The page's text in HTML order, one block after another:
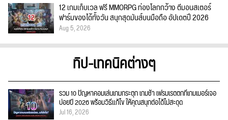
12 เกมเก็บเวล ฟรี MMORPG ท่องโลกกว้าง ตีมอนสเตอร์
ฟาร์มของได้ทั้งวัน สนุกสุดมันส์บนมือถือ อัปเดตปี 2026
Aug 5, 2026
ทิป-เทคนิคต่างๆ
รวม 10 ปัญหาคอมเล่นเกมกระตุก เกมช้า เฟรมเรตตกที่เกมเมอร์เจอ
บ่อยปี 2026 พร้อมวิธีแก้ไข ให้คุณสนุกต่อได้ไม่สะดุด
Jul 16, 2026